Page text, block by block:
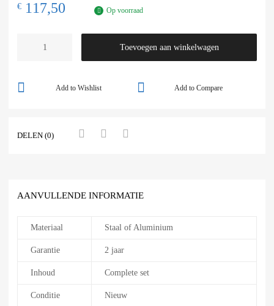
€ 117,50 Op voorraad
Toevoegen aan winkelwagen
Add to Compare
Add to Wishlist
DELEN (0)
AANVULLENDE INFORMATIE
Materiaal Staal of Aluminium
Garantie 2 jaar
Inhoud Complete set
Conditie Nieuw